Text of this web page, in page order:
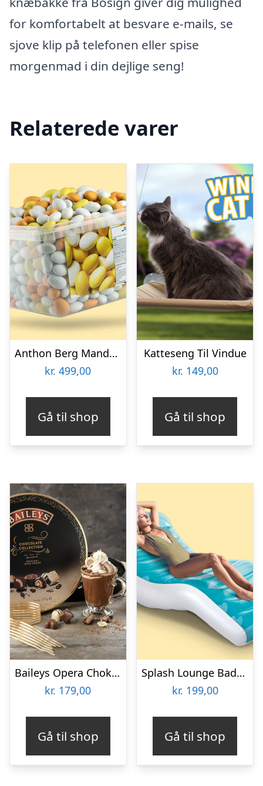
for komfortabelt at besvare e-mails, se
sjove klip på telefonen eller spise
morgenmad i din dejlige seng!
Relaterede varer
Anthon Berg Mandelæg Bland-selv-slik 2 kg
kr. 499,00
Gå til shop
Katteseng Til Vindue
kr. 149,00
Gå til shop
Baileys Opera Chokoladeæske
kr. 179,00
Gå til shop
Splash Lounge Bademadras – Intex
kr. 199,00
Gå til shop